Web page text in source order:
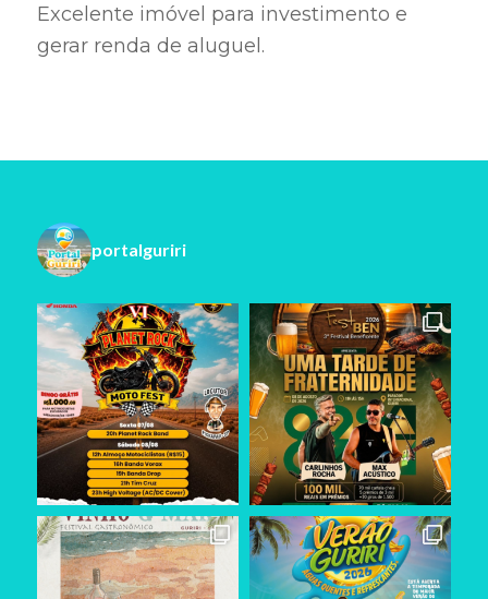
Excelente imóvel para investimento e
gerar renda de aluguel.
portalguriri